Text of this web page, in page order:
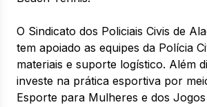
O Sindicato dos Policiais Civis de
tem apoiado as equipes da Polícia
materiais e suporte logístico. Além
investe na prática esportiva por
Esporte para Mulheres e dos